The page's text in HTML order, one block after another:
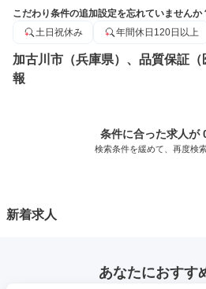
こだわり条件の追加設定を忘れていませんか
土日祝休み
年間休日120日以上
加古川市（兵庫県）、品質保証
報
条件に合った求人が
検索条件を緩めて、再度検
新着求人
あなたにおすす